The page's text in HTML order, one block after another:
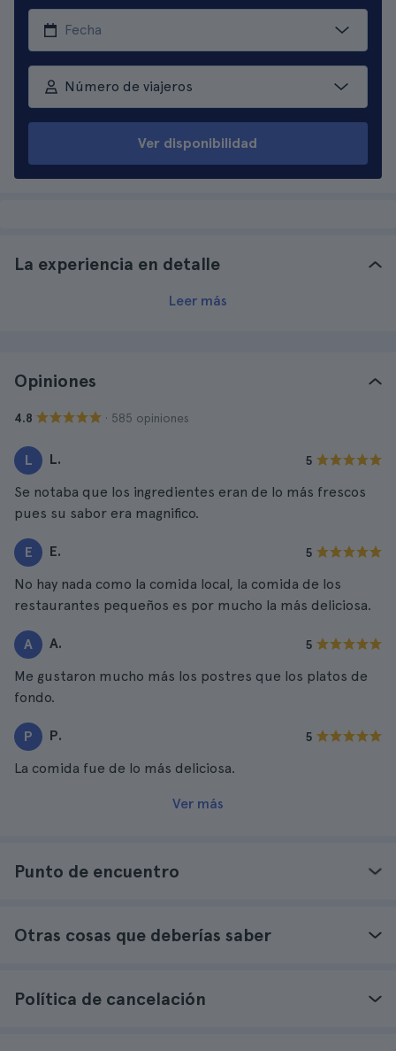
Número de viajeros
Ver disponibilidad
La experiencia en detalle
Leer más
Opiniones
4.8 · 585 opiniones
L L. 5
Se notaba que los ingredientes eran de lo más frescos
pues su sabor era magnifico.
E E. 5
No hay nada como la comida local, la comida de los
restaurantes pequeños es por mucho la más deliciosa.
A A. 5
Me gustaron mucho más los postres que los platos de
fondo.
P P. 5
La comida fue de lo más deliciosa.
Ver más
Punto de encuentro
Otras cosas que deberías saber
Política de cancelación